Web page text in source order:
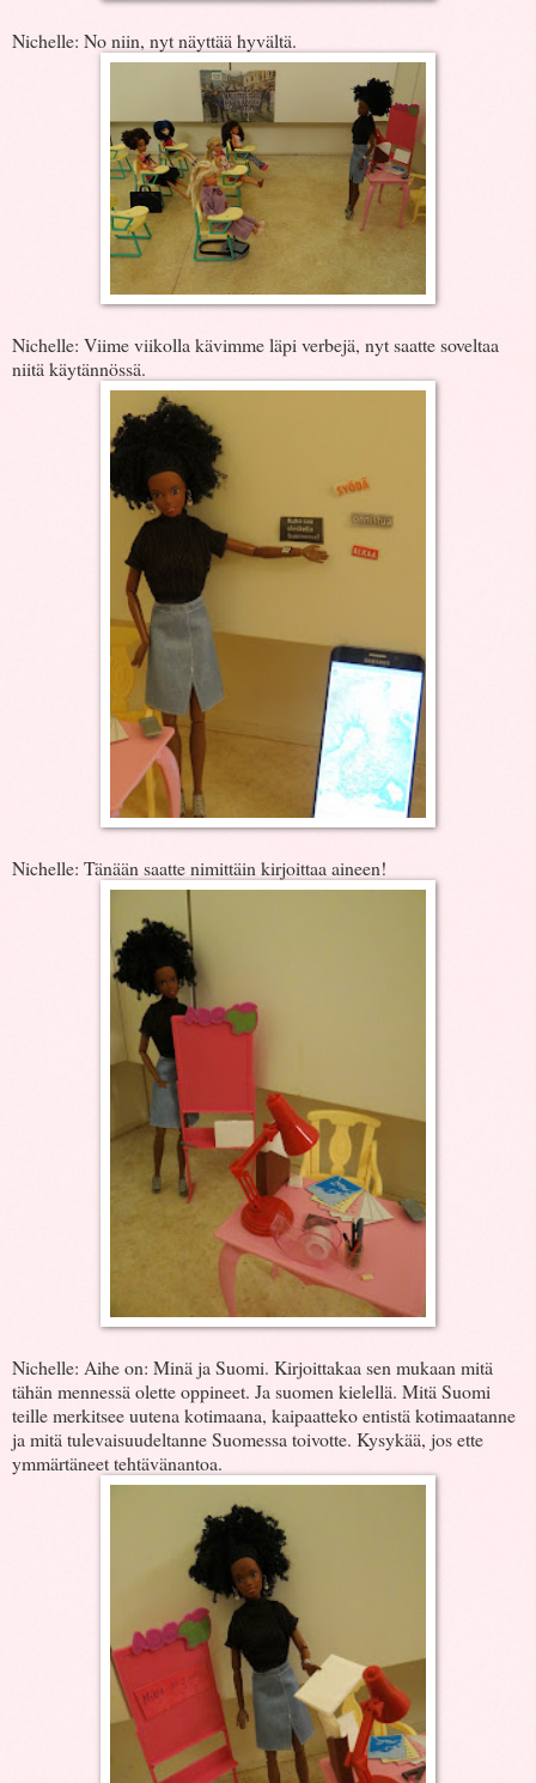
Nichelle: No niin, nyt näyttää hyvältä.
Nichelle: Viime viikolla kävimme läpi verbejä, nyt saatte soveltaa
niitä käytännössä.
Nichelle: Tänään saatte nimittäin kirjoittaa aineen!
Nichelle: Aihe on: Minä ja Suomi. Kirjoittakaa sen mukaan mitä
tähän mennessä olette oppineet. Ja suomen kielellä. Mitä Suomi
teille merkitsee uutena kotimaana, kaipaatteko entistä kotimaatanne
ja mitä tulevaisuudeltanne Suomessa toivotte. Kysykää, jos ette
ymmärtäneet tehtävänantoa.